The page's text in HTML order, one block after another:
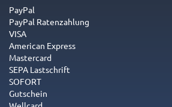
PayPal
PayPal Ratenzahlung
VISA
American Express
Mastercard
SEPA Lastschrift
SOFORT
Gutschein